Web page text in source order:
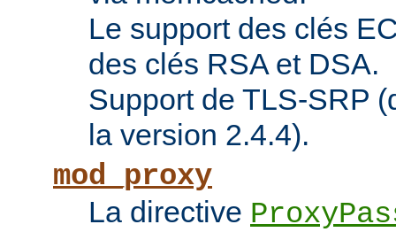
Le support des clés
des clés RSA et DSA.
Support de TLS-SRP
la version 2.4.4).
mod_proxy
La directive